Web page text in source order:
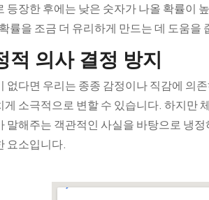
등장한 후에는 낮은 숫자가 나올 확률이
률을 조금 더 유리하게 만드는 데 도움을
적 의사 결정 방지
없다면 우리는 종종 감정이나 직감에 의
게 소극적으로 변할 수 있습니다. 하지만
말해주는 객관적인 사실을 바탕으로 냉
요소입니다.